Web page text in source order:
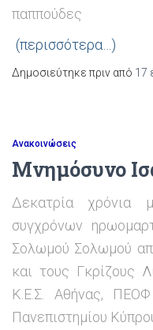
παππούδες
(περισσότερα…)
Δημοσιεύτηκε πριν από 17
Ανακοινώσεις
Μνημόσυνο
Δεκατρία χρόνια
συγχρόνων
Σολωμού Σολωμού
και τους Γκρίζους
Κ.Ε.Σ. Αθήνας,
Πανεπιστημίου